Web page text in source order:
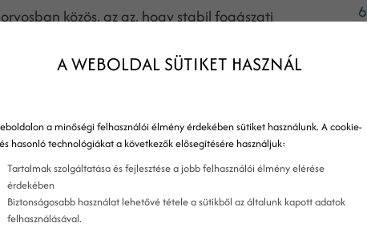
közös, az az, hogy stabil fogászati
vonzhassanak praxisukhoz. Na persze,
fajta önreklám nem is tartozik a prioritásaik közé.
hogy egy összetett, komplett
– és rövidesen fel is adják a próbálkozást.
meg a sikeres fogászati marketinghez, a
kérni, amelynek már többéves
nem csak hatékonyan vállalja magára
hogy pácienseiddel és hivatásoddal
A WEBOLDAL SÜTIKET HASZNÁL
a minőségi felhasználói élmény érdekében sütiket használunk. A cookie-
hasonló technológiákat a következők elősegítésére használjuk:
Tartalmak szolgáltatása és fejlesztése a jobb felhasználói élmény elérése
érdekében
Biztonságosabb használat lehetővé tétele a sütikből az általunk kapott adatok
felhasználásával.